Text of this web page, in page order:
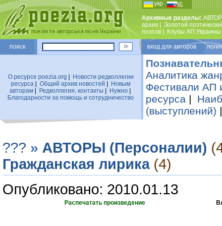
укр рус
Архивные разделы:
архив
Золотой
поэтов
Клубы АП Украины
поиск вход для авторов
О ресурсе poezia.org
Новости редколлегии
ресурса
Общий архив новостей
Новым
авторам| Редколлегия, контакты Нужно|
Благодарности за помощь и сотрудничество
Аналитика
Фестивали АП
ресурса |
(выступлений)
??? » АВТОРЫ (Персоналии)
Гражданская лирика (4)
Опубликовано: 2010.01.13
Распечатать произведение